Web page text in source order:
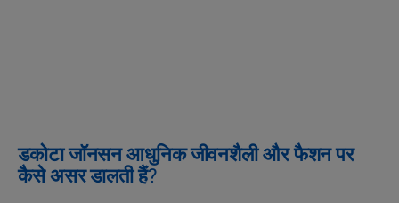
डकोटा जॉनसन आधुनिक जीवनशैली और फैशन पर
कैसे असर डालती हैं?